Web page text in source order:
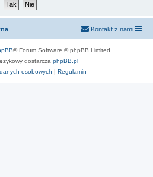
Kontakt z nami
® Forum Software © phpBB Limited
dostarcza phpBB.pl
osobowych | Regulamin